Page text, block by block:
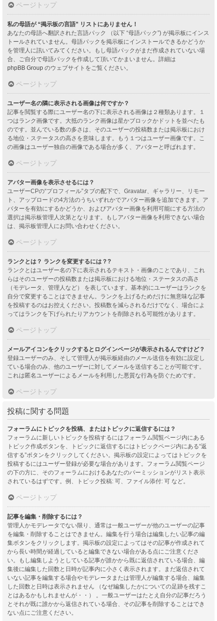
ページトップ
私の母語が “掲示板の言語” リストにありません！
あなたの母語へ翻訳された言語パック （以下 “母語パック”) が掲示板にインス
トールされていません。母語パックを掲示板にインストールできるかどうか
を管理人に訊いてみてください。もし母語パックがまだ作成されていない場
合、ご自分で母語パックを作成して頂いてかまいません。詳細は
phpBB Group のウェブサイトをご覧ください。
ページトップ
ユーザー名の隣に表示される画像は何ですか？
記事を閲覧する際にユーザー名の下に表示される画像は２種類あります。１
つはランク画像です。大抵のランク画像は星かブロックかドットを並べたも
のです。並んでいる数の多さは、そのユーザーの投稿数または掲示板におけ
る地位・ステータスの高さを意味します。もう１つはユーザー画像です。こ
の画像はユーザー独自の画像である場合が多く、アバターと呼ばれます。
ページトップ
アバター画像を表示させるには？
ユーザーCPの“プロフィール”タブの配下で、Gravatar、ギャラリー、リモー
ト、アップロードの4方法のうちいずれかでアバター画像を追加できます。ア
バターを有効にするかどうか、およびアバター画像を利用可能にする方法の
選択は掲示板管理人次第となります。もしアバター画像を利用できない場合
は、掲示板管理人にお問い合わせください。
ページトップ
ランクとは？ ランクを変更するには？?
ランクとはユーザー名の下に表示されるテキスト・画像のことであり、これ
らはそのユーザーの投稿数または掲示板における地位・ステータスの高さ
（モデレータ、管理人など） を表しています。基本的にユーザーはランクを
自分で変更することはできません。ランクを上げるためだけに無意味な記事
を投稿するのはお控えください。投稿数を減らされるだけでなく、場合によ
ってはランクを下げられたりアカウントを削除される可能性があります。
ページトップ
メールアイコンをクリックするとログインページが表示されるんですけど？
登録ユーザーのみ、そして管理人が掲示板経由のメール送信を有効に設定し
ている場合のみ、他のユーザーに対してメールを送信することが可能です。
これは匿名ユーザーによるメールを利用した悪質な行為を防ぐためです。
ページトップ
投稿に関する問題
フォーラムにトピックを投稿、またはトピックに返信するには？
フォーラムに新しいトピックを投稿するにはフォーラム閲覧ページ内にある
トピック作成ボタンを、トピックに返信するにはトピックページ内にある“返
信する”ボタンをクリックしてください。掲示板の設定によってはトピックを
投稿するにはユーザー登録が必要な場合があります。フォーラム閲覧ページ
の下の方に、そのフォーラムにおけるあなたのパーミッションがリスト表示
されているはずです。例、トピック投稿: 可、ファイル添付: 可 など。
ページトップ
記事を編集・削除するには？
管理人かモデレータでない限り、通常は一般ユーザーが他のユーザーの記事
を編集・削除することはできません。編集を行う場合は編集したい記事の編
集ボタンをクリックします。掲示板の設定によってはその記事が作成されて
から長い時間が経過していると編集できない場合がある点にご注意くださ
い。もし編集しようとしている記事が誰かから既に返信されている場合、編
集後に編集した回数と日時が記事内に小さく表示されます。まだ返信されて
いない記事を編集する場合やモデレータまたは管理人が編集する場合、編集
した回数と日時は表示されません （なぜ編集したかについての足跡を残すこ
とはあるかもしれませんが・・） 。一般ユーザーはたとえ自分の記事だろう
とそれが既に誰かから返信されている場合、その記事を削除することはでき
ない点にご注意ください。